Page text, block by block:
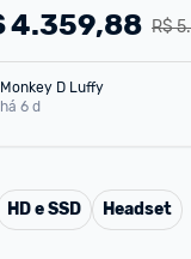
R$
4.359,88
Monkey D Luffy
há 6 d
HD e SSD Headset